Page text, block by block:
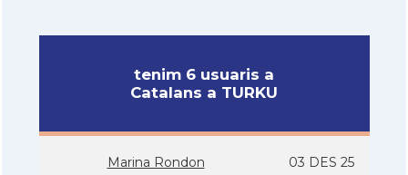
tenim 6 usuaris a
Catalans a TURKU
Marina Rondon 03 DES 25